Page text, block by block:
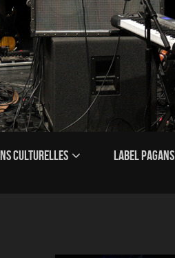
CULTURELLES LABEL PAGANS